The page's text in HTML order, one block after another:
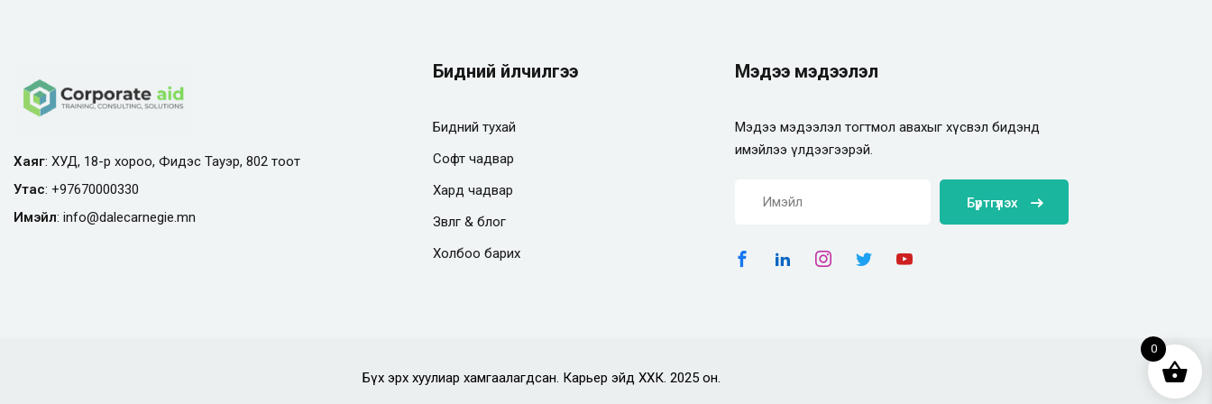
Хаяг: ХУД, 18-р хороо, Фидэс Тауэр, 802 тоот
Утас: +97670000330
Имэйл: info@dalecarnegie.mn
Бидний үйлчилгээ
Бидний тухай
Софт чадвар
Хард чадвар
Зөвлөгөө & блог
Холбоо барих
Мэдээ мэдээлэл
Мэдээ мэдээлэл тогтмол авахыг хүсвэл бидэнд
имэйлээ үлдээгээрэй.
Бүртгүүлэх
Бүх эрх хуулиар хамгаалагдсан. Карьер эйд ХХК. 2025 он.
0